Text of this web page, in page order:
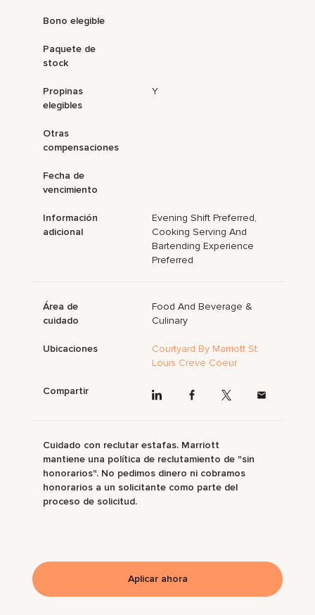
Bono elegible
Paquete de
stock
Propinas
elegibles
Y
Otras
compensaciones
Fecha de
vencimiento
Información
adicional
Evening Shift Preferred,
Cooking Serving And
Bartending Experience
Preferred
Área de
cuidado
Food And Beverage &
Culinary
Ubicaciones
Courtyard By Marriott St.
Louis Creve Coeur
Compartir
Cuidado con reclutar estafas. Marriott
mantiene una política de reclutamiento de "sin
honorarios". No pedimos dinero ni cobramos
honorarios a un solicitante como parte del
proceso de solicitud.
Aplicar ahora